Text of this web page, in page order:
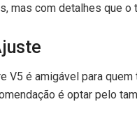
mas com detalhes que o
V5 é amigável para
é optar pelo